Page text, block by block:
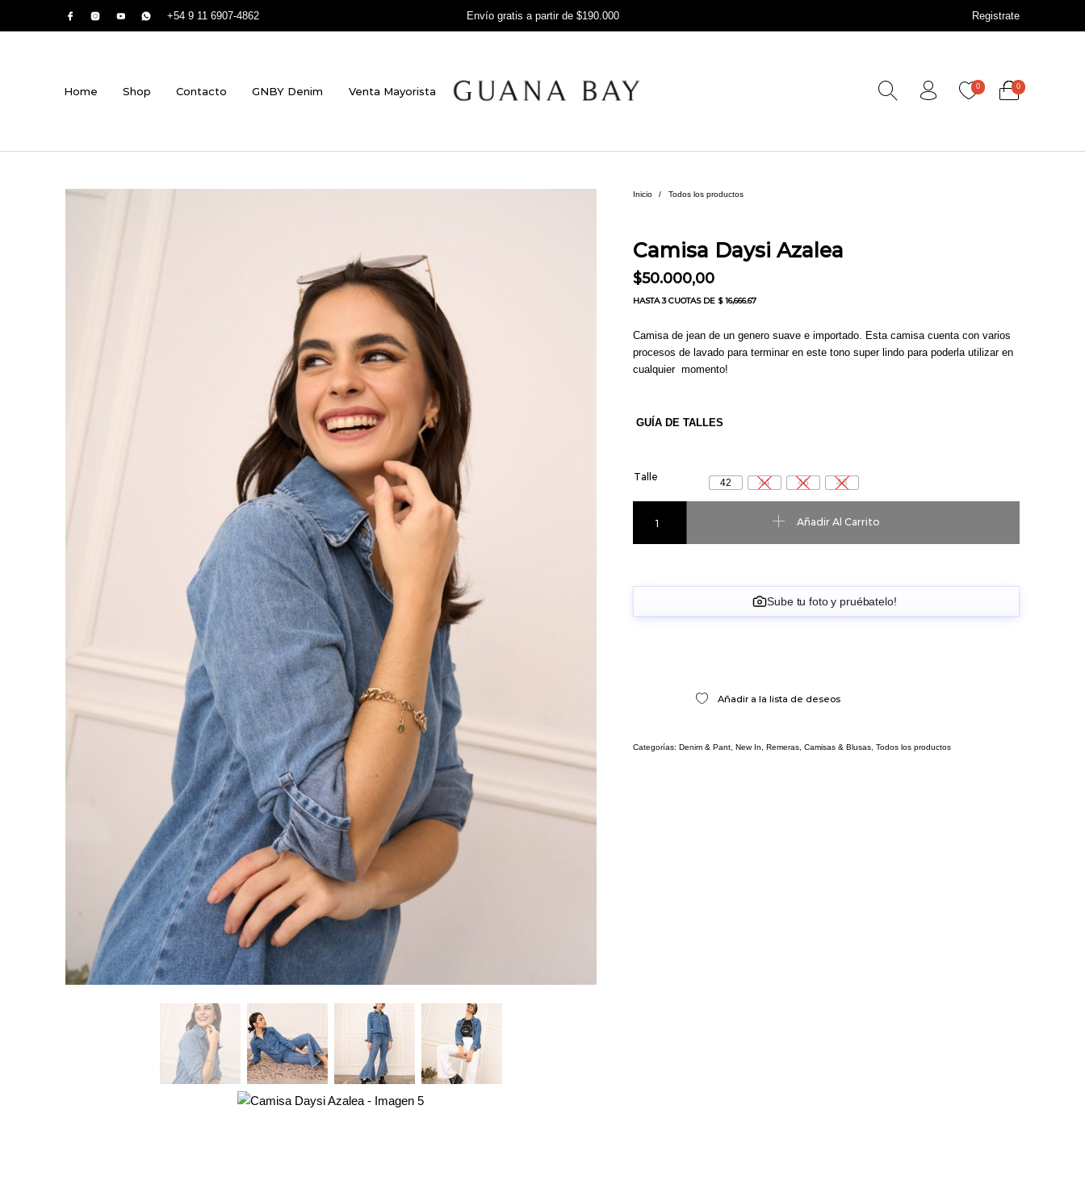
+54 9 11 6907-4862 Envío gratis a partir de $190.000 Registrate
Home Shop Contacto GNBY Denim Venta Mayorista 0 0
Inicio / Todos los productos
Camisa Daysi Azalea
$50.000,00
HASTA3 CUOTASDE $ 16,666.67
Camisa de jean de un genero suave e importado. Esta camisa cuenta con varios
procesos de lavado para terminar en este tono super lindo para poderla utilizar en
cualquier momento!
GUÍA DE TALLES
Talle
42 44 46 48
Añadir Al Carrito
Sube tu foto y pruébatelo!
Añadir a la lista de deseos
Categorías: Denim & Pant, New In Remeras, Camisas & Blusas, Todos los productos